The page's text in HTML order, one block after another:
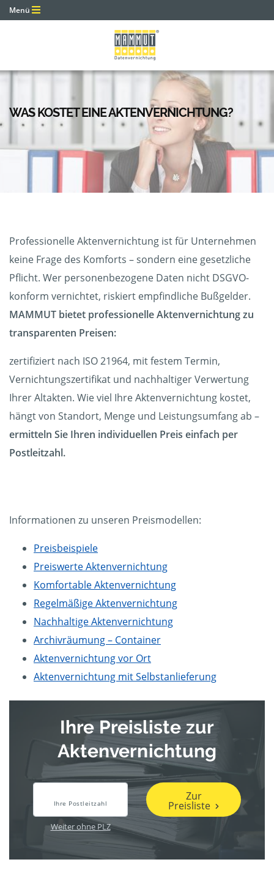
Menü
WAS KOSTET EINE AKTENVERNICHTUNG?
Professionelle Aktenvernichtung ist für Unternehmen
keine Frage des Komforts – sondern eine gesetzliche
Pflicht. Wer personenbezogene Daten nicht DSGVO-
konform vernichtet, riskiert empfindliche Bußgelder.
MAMMUT bietet professionelle Aktenvernichtung zu
transparenten Preisen:
zertifiziert nach ISO 21964, mit festem Termin,
Vernichtungszertifikat und nachhaltiger Verwertung
Ihrer Altakten. Wie viel Ihre Aktenvernichtung kostet,
hängt von Standort, Menge und Leistungsumfang ab –
ermitteln Sie Ihren individuellen Preis einfach per
Postleitzahl.
Informationen zu unseren Preismodellen:
Preisbeispiele
Preiswerte Aktenvernichtung
Komfortable Aktenvernichtung
Regelmäßige Aktenvernichtung
Nachhaltige Aktenvernichtung
Archivräumung – Container
Aktenvernichtung vor Ort
Aktenvernichtung mit Selbstanlieferung
Ihre Preisliste zur
Aktenvernichtung
Weiter ohne PLZ
Zur
Preisliste